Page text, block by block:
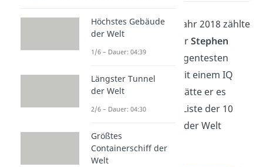
Bis zu seinem Tod im Jahr 2018 zählte
auch der AstrophysikerStephen
Hawkingzu den intelligentesten
Menschen der Welt. Mit einem IQ
von geschätzten
hätte er es
allerdings nicht in die Liste der 10
schlausten Menschen der Welt
geschafft.
Höchstes Gebäude
der Welt
1/6 – Dauer: 04:39
Längster Tunnel
der Welt
2/6 – Dauer: 04:30
Größtes
Containerschiff der
Welt